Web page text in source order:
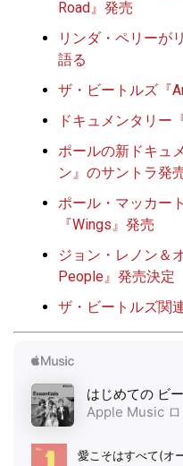
Road』発売
リンダ・ペリーが
語る
ザ・ビートルズ『
ドキュメンタリー
ポールの新ドキュ
ン』のサントラ発
ポール・マッカー
『Wings』発売
ジョン・レノン＆
People』発売決定
ザ・ビートルズ関